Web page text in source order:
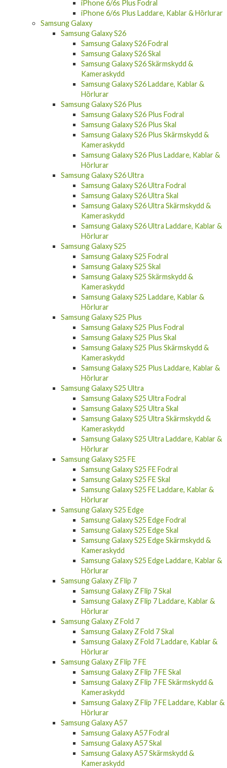
iPhone 6/6s Plus Laddare, Kablar & Hörlurar
Samsung Galaxy
Samsung Galaxy S26
Samsung Galaxy S26 Fodral
Samsung Galaxy S26 Skal
Samsung Galaxy S26 Skärmskydd &
Kameraskydd
Samsung Galaxy S26 Laddare, Kablar &
Hörlurar
Samsung Galaxy S26 Plus
Samsung Galaxy S26 Plus Fodral
Samsung Galaxy S26 Plus Skal
Samsung Galaxy S26 Plus Skärmskydd &
Kameraskydd
Samsung Galaxy S26 Plus Laddare, Kablar &
Hörlurar
Samsung Galaxy S26 Ultra
Samsung Galaxy S26 Ultra Fodral
Samsung Galaxy S26 Ultra Skal
Samsung Galaxy S26 Ultra Skärmskydd &
Kameraskydd
Samsung Galaxy S26 Ultra Laddare, Kablar &
Hörlurar
Samsung Galaxy S25
Samsung Galaxy S25 Fodral
Samsung Galaxy S25 Skal
Samsung Galaxy S25 Skärmskydd &
Kameraskydd
Samsung Galaxy S25 Laddare, Kablar &
Hörlurar
Samsung Galaxy S25 Plus
Samsung Galaxy S25 Plus Fodral
Samsung Galaxy S25 Plus Skal
Samsung Galaxy S25 Plus Skärmskydd &
Kameraskydd
Samsung Galaxy S25 Plus Laddare, Kablar &
Hörlurar
Samsung Galaxy S25 Ultra
Samsung Galaxy S25 Ultra Fodral
Samsung Galaxy S25 Ultra Skal
Samsung Galaxy S25 Ultra Skärmskydd &
Kameraskydd
Samsung Galaxy S25 Ultra Laddare, Kablar &
Hörlurar
Samsung Galaxy S25 FE
Samsung Galaxy S25 FE Fodral
Samsung Galaxy S25 FE Skal
Samsung Galaxy S25 FE Laddare, Kablar &
Hörlurar
Samsung Galaxy S25 Edge
Samsung Galaxy S25 Edge Fodral
Samsung Galaxy S25 Edge Skal
Samsung Galaxy S25 Edge Skärmskydd &
Kameraskydd
Samsung Galaxy S25 Edge Laddare, Kablar &
Hörlurar
Samsung Galaxy Z Flip 7
Samsung Galaxy Z Flip 7 Skal
Samsung Galaxy Z Flip 7 Laddare, Kablar &
Hörlurar
Samsung Galaxy Z Fold 7
Samsung Galaxy Z Fold 7 Skal
Samsung Galaxy Z Fold 7 Laddare, Kablar &
Hörlurar
Samsung Galaxy Z Flip 7 FE
Samsung Galaxy Z Flip 7 FE Skal
Samsung Galaxy Z Flip 7 FE Skärmskydd &
Kameraskydd
Samsung Galaxy Z Flip 7 FE Laddare, Kablar &
Hörlurar
Samsung Galaxy A57
Samsung Galaxy A57 Fodral
Samsung Galaxy A57 Skal
Samsung Galaxy A57 Skärmskydd &
Kameraskydd
Samsung Galaxy A57 Laddare, Kablar &